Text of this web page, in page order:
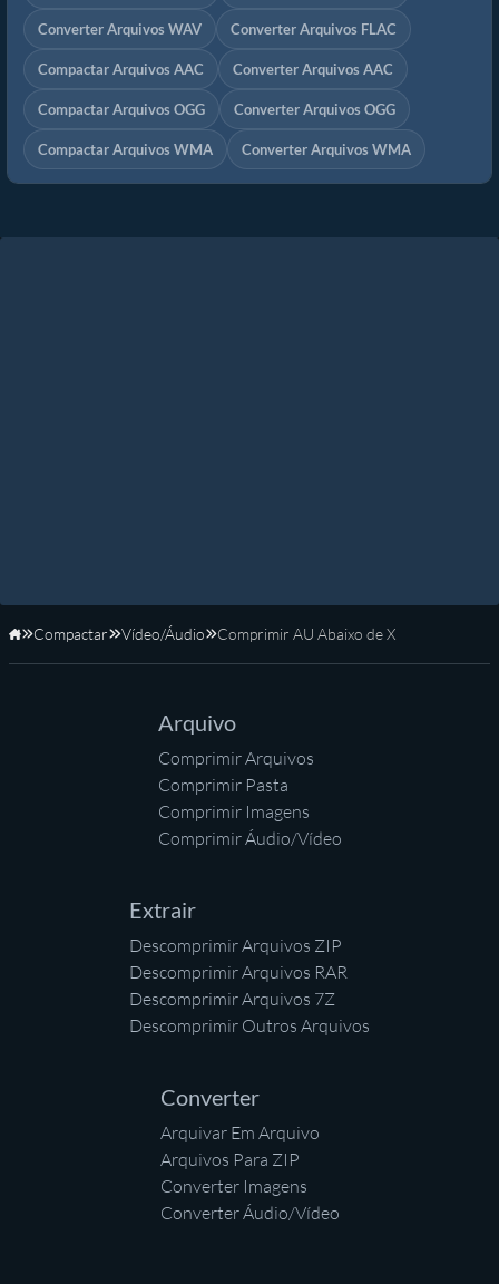
Converter Arquivos WAV Converter Arquivos FLAC
Compactar Arquivos AAC Converter Arquivos AAC
Compactar Arquivos OGG Converter Arquivos OGG
Compactar Arquivos WMA Converter Arquivos WMA
Início
Compactar Vídeo/Áudio Comprimir AU Abaixo de X
Arquivo
Comprimir Arquivos
Comprimir Pasta
Comprimir Imagens
Comprimir Áudio/Vídeo
Extrair
Descomprimir Arquivos ZIP
Descomprimir Arquivos RAR
Descomprimir Arquivos 7Z
Descomprimir Outros Arquivos
Converter
Arquivar Em Arquivo
Arquivos Para ZIP
Converter Imagens
Converter Áudio/Vídeo